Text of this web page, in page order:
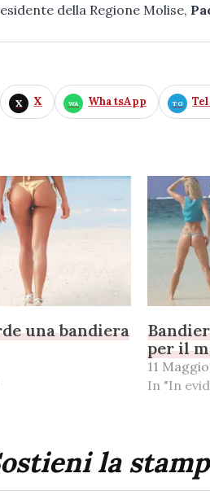
della Regione Molise,
X WhatsApp
una bandiera
per il
11
In "In
la